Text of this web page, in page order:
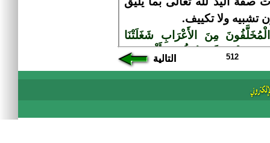
التالية 512 التالية